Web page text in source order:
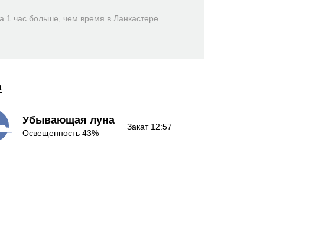
1 час больше, чем время в Ланкастере
Убывающая луна
Освещенность 43%
Закат 12:57